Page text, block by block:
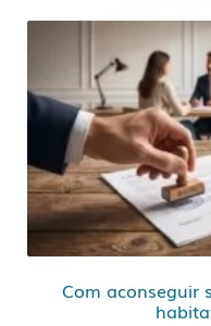
Com aconseguir